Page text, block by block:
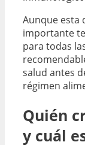
Aunque esta
importante
para todas
salud antes
régimen
Quién
y cuál